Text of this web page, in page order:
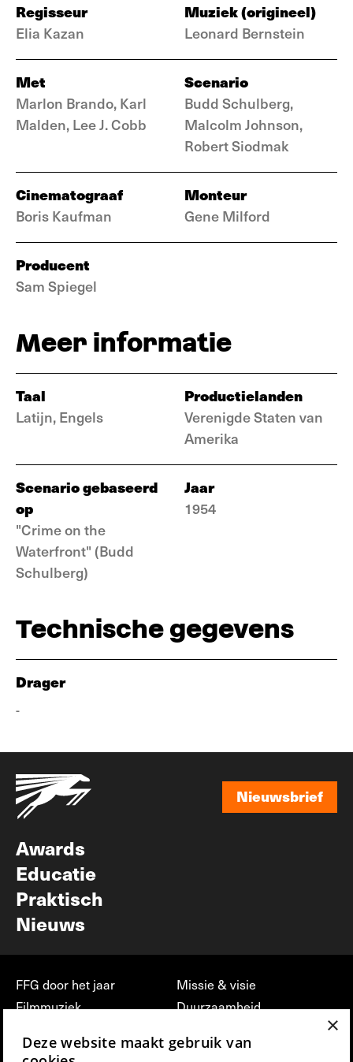
Regisseur
Elia Kazan
Muziek (origineel)
Leonard Bernstein
Met
Marlon Brando, Karl
Malden, Lee J. Cobb
Scenario
Budd Schulberg,
Malcolm Johnson,
Robert Siodmak
Cinematograaf
Boris Kaufman
Monteur
Gene Milford
Producent
Sam Spiegel
Meer informatie
Taal
Latijn, Engels
Productielanden
Verenigde Staten van
Amerika
Scenario gebaseerd
op
"Crime on the
Waterfront" (Budd
Schulberg)
Jaar
1954
Technische gegevens
Drager
-
Nieuwsbrief
Awards
Educatie
Praktisch
Nieuws
FFG door het jaar
Filmmuziek
Press & Industry
Missie & visie
Duurzaamheid
vrijwilligerswerk bij FFG
×
Deze website maakt gebruik van